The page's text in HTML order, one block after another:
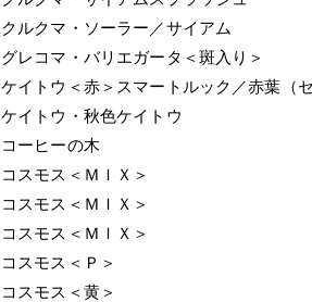
クルクマ・ソーラー／サイアム
グレコマ・バリエガータ＜斑入り＞
ケイトウ＜赤＞スマートルック／赤葉（セ
ケイトウ・秋色ケイトウ
コーヒーの木
コスモス＜ＭＩＸ＞
コスモス＜ＭＩＸ＞
コスモス＜ＭＩＸ＞
コスモス＜Ｐ＞
コスモス＜黄＞